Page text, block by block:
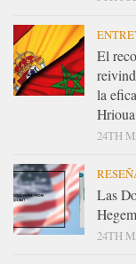
El
la
Hrioua
24TH
Las
24TH